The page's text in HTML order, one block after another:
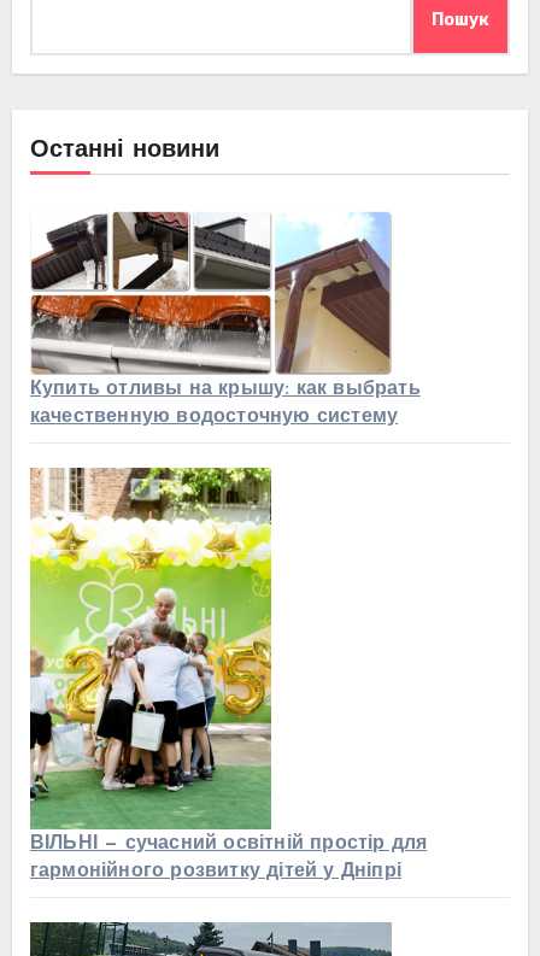
Пошук
Останні новини
Купить отливы на крышу: как выбрать
качественную водосточную систему
ВІЛЬНІ — сучасний освітній простір для
гармонійного розвитку дітей у Дніпрі